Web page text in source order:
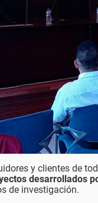
y clientes de
desarrollados
de investigación.